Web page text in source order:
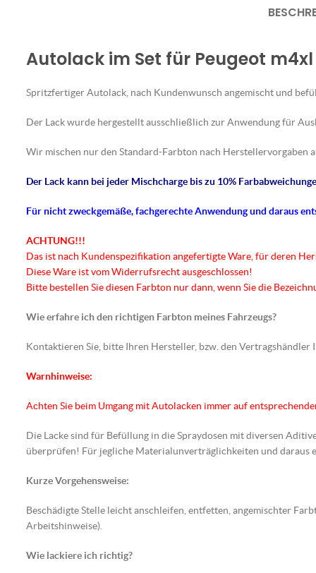
Autolack im Set für Peugeot
Spritzfertiger Autolack, nach Kundenwunsch angemischt und
Der Lack wurde hergestellt ausschließlich zur Anwendung für
Wir mischen nur den Standard-Farbton nach Herstellervorgaben
Der Lack kann bei jeder Mischcharge bis zu 10%
Für nichtzweckgemäße, fachgerechte Anwendung und daraus
ACHTUNG!!!
Das ist nach Kundenspezifikation angefertigte Ware, für deren
Diese Ware ist vom Widerrufsrecht ausgeschlossen!
Bitte bestellen Sie diesen Farbton nur dann, wenn Sie die
Wie erfahre ich den richtigen Farbton meines Fahrzeugs?
Kontaktieren Sie, bitte Ihren Hersteller, bzw. den
Warnhinweise:
Achten Sie beim Umgang mit Autolacken immer auf
Die Lacke sind für Befüllung in die Spraydosen mit diversen
überprüfen! Für jegliche Materialunverträglichkeiten und daraus
Kurze Vorgehensweise:
Beschädigte Stelle leicht anschleifen, entfetten, angemischter
Arbeitshinweise).
Wie lackiere ich richtig?